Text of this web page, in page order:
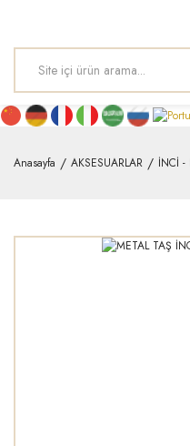
Anasayfa AKSESUARLAR İNCİ -